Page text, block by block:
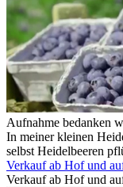
Aufnahme bedanken
In meiner kleinen
selbst Heidelbeeren
Verkauf ab Hof und
Verkauf ab Hof und